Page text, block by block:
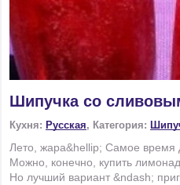
Шипучка со
Кухня: Русская, Категория:
Лето, жара&hellip; Самое время
Можно, конечно, купить
Но лучший вариант &ndash;